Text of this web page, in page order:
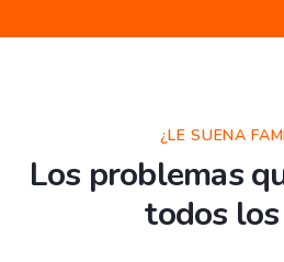
¿LE SUENA
Los problemas
todos